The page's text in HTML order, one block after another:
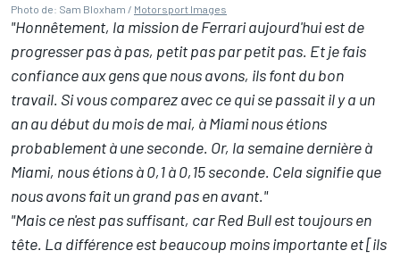
Photo de: Sam Bloxham / Motorsport Images
"Honnêtement, la mission de Ferrari aujourd'hui est de
progresser pas à pas, petit pas par petit pas. Et je fais
confiance aux gens que nous avons, ils font du bon
travail. Si vous comparez avec ce qui se passait il y a un
an au début du mois de mai, à Miami nous étions
probablement à une seconde. Or, la semaine dernière à
Miami, nous étions à 0,1 à 0,15 seconde. Cela signifie que
nous avons fait un grand pas en avant."
"Mais ce n'est pas suffisant, car Red Bull est toujours en
tête. La différence est beaucoup moins importante et [ils